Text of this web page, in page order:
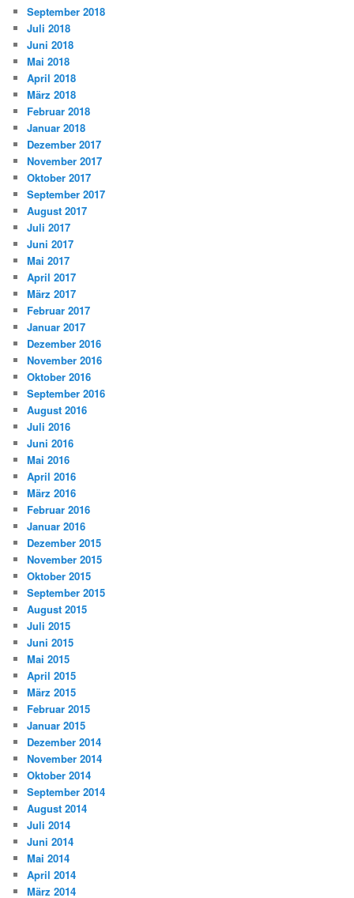
September 2018
Juli 2018
Juni 2018
Mai 2018
April 2018
März 2018
Februar 2018
Januar 2018
Dezember 2017
November 2017
Oktober 2017
September 2017
August 2017
Juli 2017
Juni 2017
Mai 2017
April 2017
März 2017
Februar 2017
Januar 2017
Dezember 2016
November 2016
Oktober 2016
September 2016
August 2016
Juli 2016
Juni 2016
Mai 2016
April 2016
März 2016
Februar 2016
Januar 2016
Dezember 2015
November 2015
Oktober 2015
September 2015
August 2015
Juli 2015
Juni 2015
Mai 2015
April 2015
März 2015
Februar 2015
Januar 2015
Dezember 2014
November 2014
Oktober 2014
September 2014
August 2014
Juli 2014
Juni 2014
Mai 2014
April 2014
März 2014